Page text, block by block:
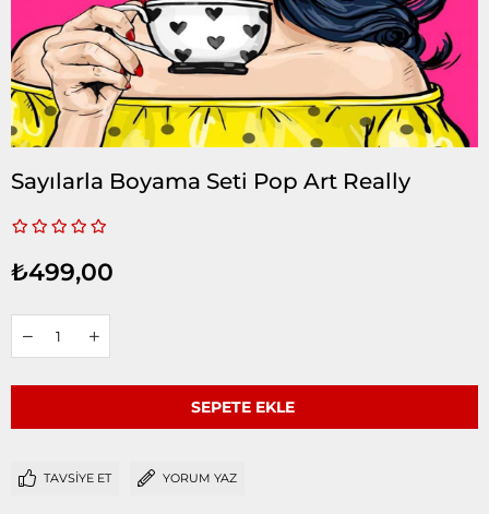
Sayılarla Boyama Seti Pop Art Really
₺499,00
TAVSIYE ET YORUM YAZ